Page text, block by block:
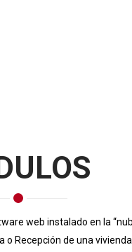
web instalado en la
o Recepción de una